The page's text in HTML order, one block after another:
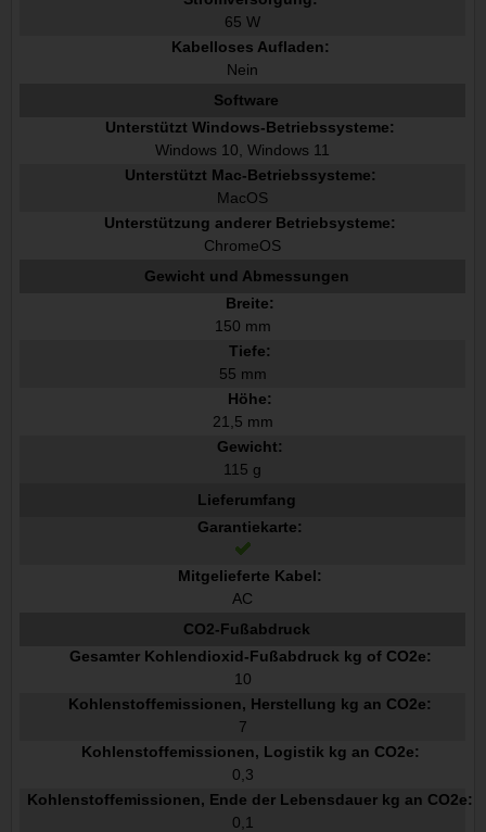
65 W
Kabelloses Aufladen:
Nein
Software
Unterstützt Windows-Betriebssysteme:
Windows 10, Windows 11
Unterstützt Mac-Betriebssysteme:
MacOS
Unterstützung anderer Betriebsysteme:
ChromeOS
Gewicht und Abmessungen
Breite:
150 mm
Tiefe:
55 mm
Höhe:
21,5 mm
Gewicht:
115 g
Lieferumfang
Garantiekarte:
Mitgelieferte Kabel:
AC
CO2-Fußabdruck
Gesamter Kohlendioxid-Fußabdruck kg of CO2e:
10
Kohlenstoffemissionen, Herstellung kg an CO2e:
7
Kohlenstoffemissionen, Logistik kg an CO2e:
0,3
Kohlenstoffemissionen, Ende der Lebensdauer kg an CO2e:
0,1